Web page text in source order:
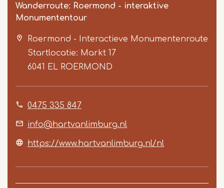
Wanderroute: Roermond - interaktive
Monumententour
Roermond - Interactieve Monumentenroute
Startlocatie: Markt 17
6041 EL ROERMOND
0475 335 847
info@hartvanlimburg.nl
https://www.hartvanlimburg.nl/nl